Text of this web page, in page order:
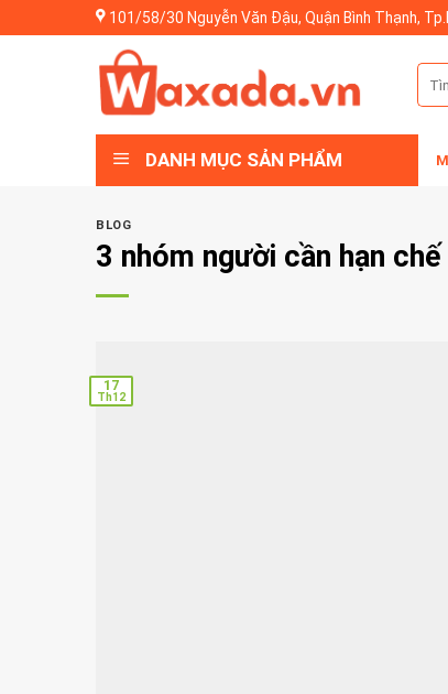
to
101/58/30 Nguyễn Văn Đậu, Quận Bình Thạnh,
Tìm
DANH MỤC SẢN PHẨM
BLOG
3 nhóm người cần hạn
17
Th12